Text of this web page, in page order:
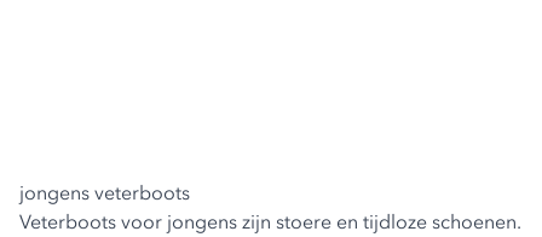
jongens veterboots
Veterboots voor jongens zijn stoere en tijdloze schoenen.